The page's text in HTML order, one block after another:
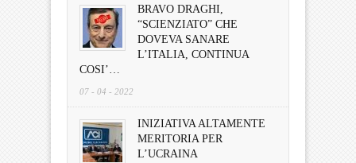
BRAVO DRAGHI,
“SCIENZIATO” CHE
DOVEVA SANARE
L’ITALIA, CONTINUA
COSI’…
07 - 04 - 2022
INIZIATIVA ALTAMENTE
MERITORIA PER
L’UCRAINA